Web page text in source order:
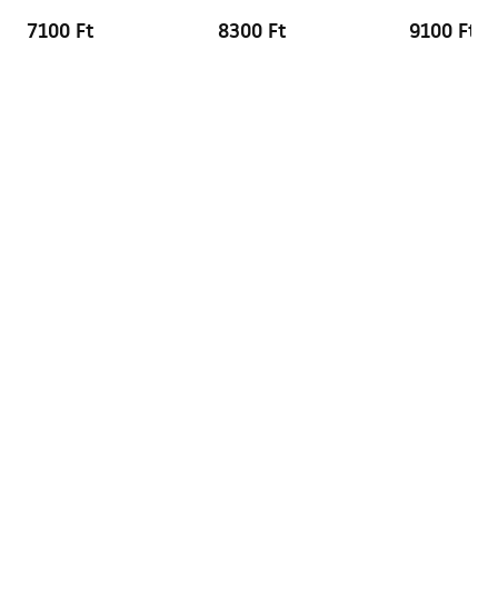
7100 Ft 8300 Ft 9100 Ft